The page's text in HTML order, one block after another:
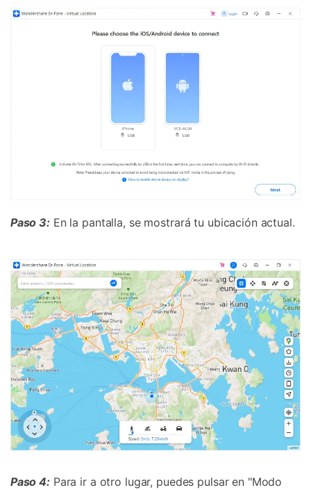
󠀰Paso 3: En la pantalla, se mostrará tu ubicación actual.󠀲󠀩󠀠󠀤󠀥󠀤󠀠󠀩󠀳
󠀰Paso 4: Para ir a otro lugar, puedes pulsar en "Modo